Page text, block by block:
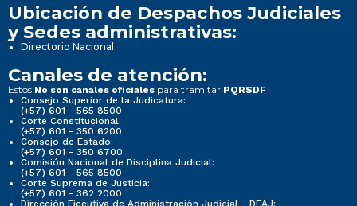
Ubicación de Despachos Judiciales
y Sedes administrativas:
Directorio Nacional
Canales de atención:
Estos No son canales oficiales para tramitar PQRSDF
Consejo Superior de la Judicatura:
(+57) 601 - 565 8500
Corte Constitucional:
(+57) 601 - 350 6200
Consejo de Estado:
(+57) 601 - 350 6700
Comisión Nacional de Disciplina Judicial:
(+57) 601 - 565 8500
Corte Suprema de Justicia:
(+57) 601 - 362 2000
Dirección Ejecutiva de Administración Judicial - DEAJ: